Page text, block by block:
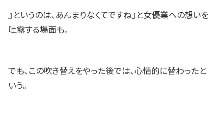
』というのは、あんまりなくてですね」と女優業への想いを
吐露する場面も。
でも、この吹き替えをやった後では、心情的に替わったと
いう。